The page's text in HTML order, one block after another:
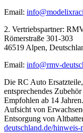
Email:
2. Vertriebspartner:
Römerstraße 301-303
46519 Alpen,
Email: info@rmv-
Die RC Auto
entsprechendes
Empfohlen ab 14
Aufsicht von
Entsorgung von
deutschland.de/hinweis-